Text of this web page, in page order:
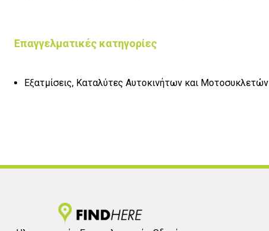
Επαγγελματικές κατηγορίες
Εξατμίσεις, Καταλύτες Αυτοκινήτων και Μοτοσυκλετών